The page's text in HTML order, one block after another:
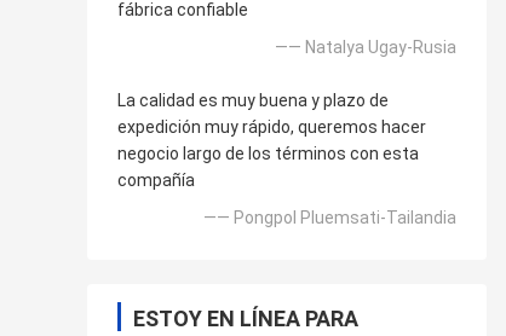
fábrica confiable
—— Natalya Ugay-Rusia
La calidad es muy buena y plazo de
expedición muy rápido, queremos hacer
negocio largo de los términos con esta
compañía
—— Pongpol Pluemsati-Tailandia
ESTOY EN LÍNEA PARA